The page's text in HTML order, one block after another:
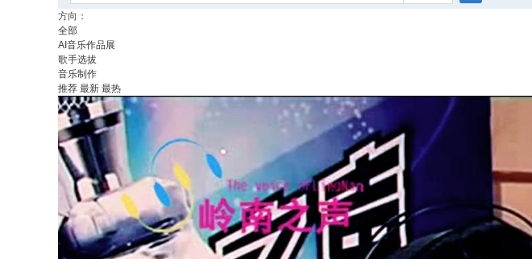
方向：
全部
AI音乐作品展
歌手选拔
音乐制作
推荐 最新 最热